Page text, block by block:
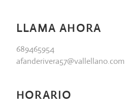
LLAMA AHORA
689465954
afanderivera57@vallellano.com
HORARIO